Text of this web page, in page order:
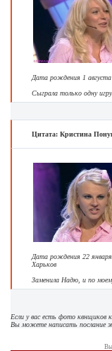
Дата рождения 1 августа
Сыграла только одну
Цитата: Кристина
Дата рождения 22
Харьков
Заменила Надю, и по
Если у вас есть фото квнщиков
Вы можете написать послание